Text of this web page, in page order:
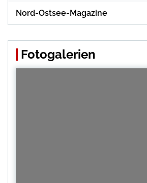
Nord-Ostsee-Magazine
Fotogalerien